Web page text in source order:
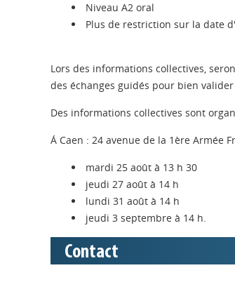
Niveau A2 oral
Plus de restriction sur la date
Lors des informations collectives,
des échanges guidés pour bien
Des informations collectives sont
Á Caen : 24 avenue de la 1ère Armée
mardi 25 août à 13 h 30
jeudi 27 août à 14 h
lundi 31 août à 14 h
jeudi 3 septembre à 14 h.
Contact